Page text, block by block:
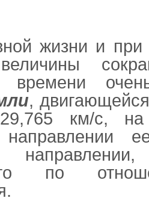
жизни и
величины
времени
,
5 км/с, на
по